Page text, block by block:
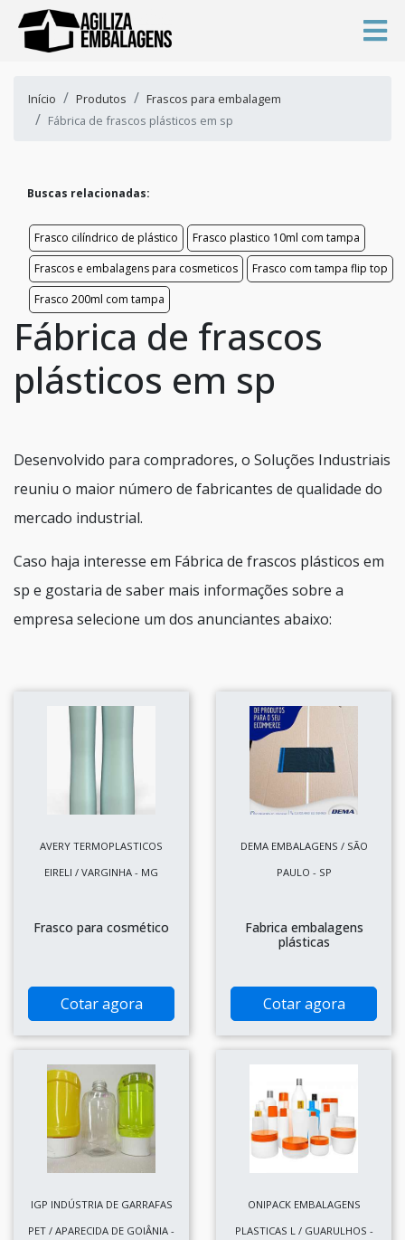
Início Produtos
Frascos para embalagem
Fábrica de frascos plásticos em sp
Buscas relacionadas:
Frasco cilíndrico de plástico
Frasco plastico 10ml com tampa
Frascos e embalagens para cosmeticos
Frasco com tampa flip top
Frasco 200ml com tampa
Fábrica de frascos
plásticos em sp
Desenvolvido para compradores, o Soluções Industriais
reuniu o maior número de fabricantes de qualidade do
mercado industrial.
Caso haja interesse em Fábrica de frascos plásticos em
sp e gostaria de saber mais informações sobre a
empresa selecione um dos anunciantes abaixo:
AVERY TERMOPLASTICOS
EIRELI / VARGINHA - MG
Frasco para cosmético
Cotar agora
DEMA EMBALAGENS / SÃO
PAULO - SP
Fabrica embalagens
plásticas
Cotar agora
IGP INDÚSTRIA DE GARRAFAS
PET / APARECIDA DE GOIÂNIA -
ONIPACK EMBALAGENS
PLASTICAS L / GUARULHOS -